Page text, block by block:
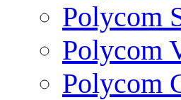
Polycom
Polycom
Polycom